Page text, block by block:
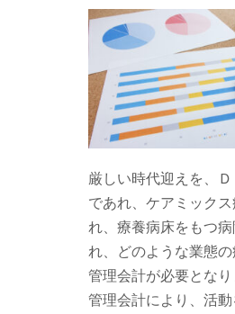
厳しい時代迎えを、
であれ、ケアミック
れ、療養病床をもつ
れ、どのような業態
管理会計が必要となり
管理会計により、活